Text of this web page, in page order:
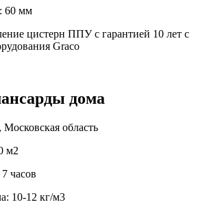
60 мм
цистерн ППУ с гарантией 10 лет с
Graco
дома
Московская область
м2
часов
10-12 кг/м3